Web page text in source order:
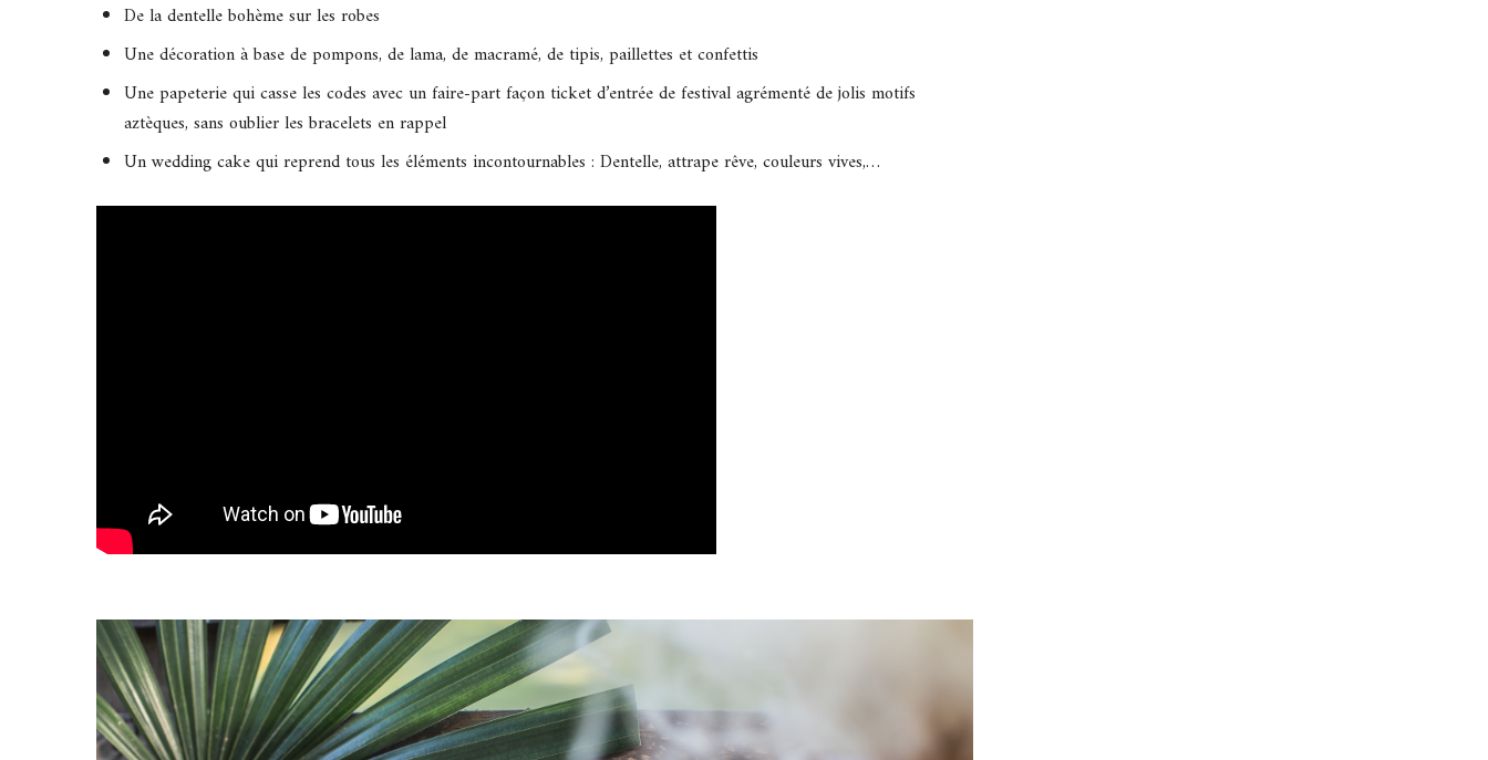
De la dentelle bohème sur les robes
Une décoration à base de pompons, de lama, de macramé, de tipis, paillettes et confettis
Une papeterie qui casse les codes avec un faire-part façon ticket d’entrée de festival agrémenté de jolis motifs
aztèques, sans oublier les bracelets en rappel
Un wedding cake qui reprend tous les éléments incontournables : Dentelle, attrape rêve, couleurs vives,…